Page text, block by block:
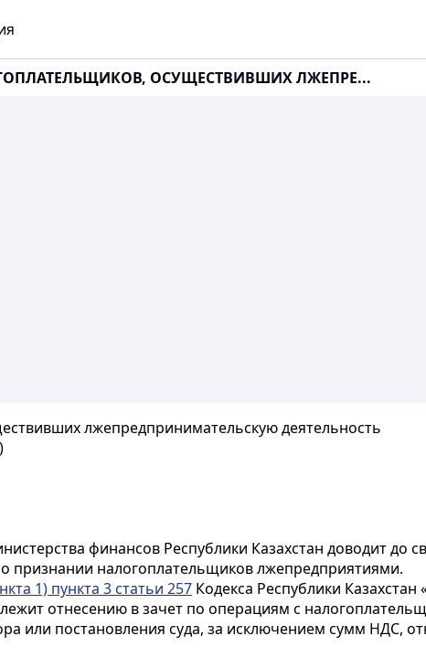
ОСУЩЕСТВИВШИХ ЛЖЕПРЕ...
лжепредпринимательскую деятельность
финансов Республики Казахстан доводит до
признании налогоплательщиков лжепредприятиями.
1) пункта 3 статьи 257 Кодекса Республики
отнесению в зачет по операциям с
или постановления суда, за исключением сумм НДС,